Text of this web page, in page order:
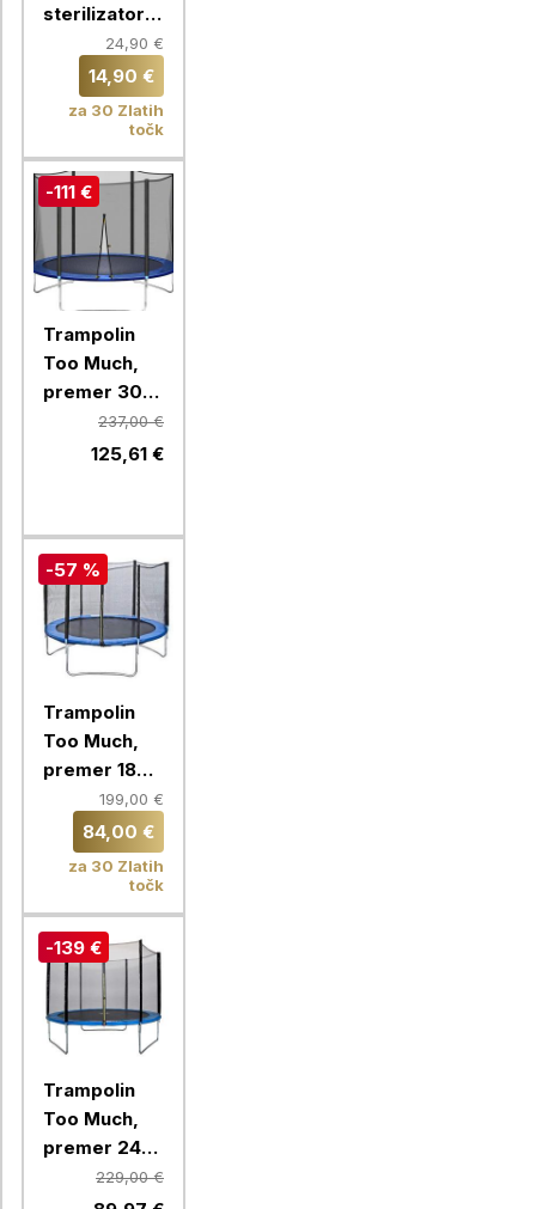
sterilizator z
vgrajenim
časovnikom,
Chameleon
24,90 €
14,90 €
za 30 Zlatih
točk
-111 €
Trampolin
Too Much,
premer 305
cm, vrtni237,00 €
125,61 €
-57 %
Trampolin
Too Much,
premer 183
cm, vrtni199,00 €
84,00 €
za 30 Zlatih
točk
-139 €
Trampolin
Too Much,
premer 244
cm, vrtni229,00 €